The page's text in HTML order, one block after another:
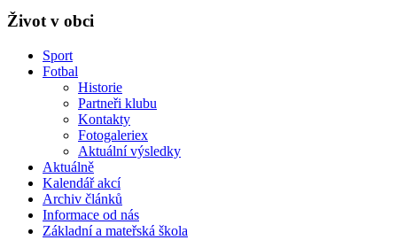
Život v obci
Sport
Fotbal
Historie
Partneři klubu
Kontakty
Fotogaleriex
Aktuální výsledky
Aktuálně
Kalendář akcí
Archiv článků
Informace od nás
Základní a mateřská škola